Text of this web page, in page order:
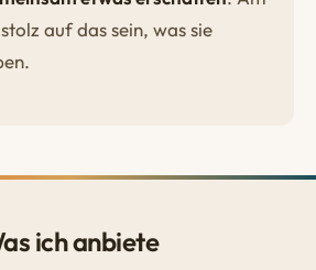
auf das sein, was sie
ich anbiete